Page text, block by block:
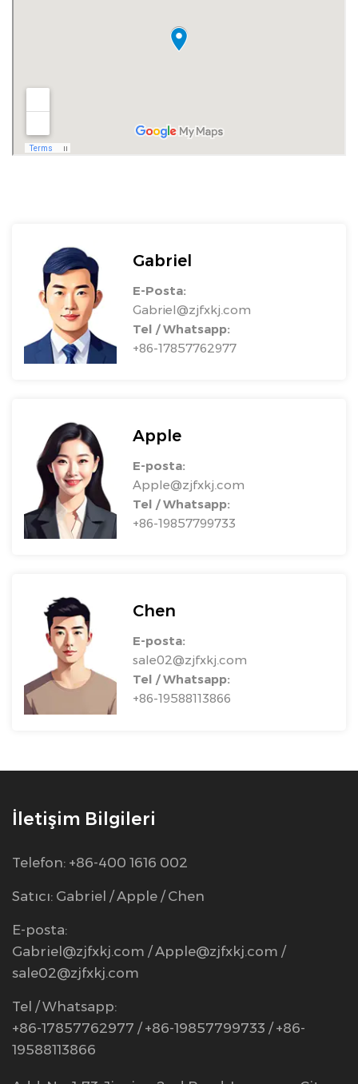
Gabriel
E-Posta:
Gabriel@zjfxkj.com
Tel / Whatsapp:
+86-17857762977
Apple
E-posta:
Apple@zjfxkj.com
Tel / Whatsapp:
+86-19857799733
Chen
E-posta:
sale02@zjfxkj.com
Tel / Whatsapp:
+86-19588113866
İletişim Bilgileri
Telefon: +86-400 1616 002
Satıcı: Gabriel / Apple / Chen
E-posta:
Gabriel@zjfxkj.com /Apple@zjfxkj.com /
sale02@zjfxkj.com
Tel / Whatsapp:
+86-17857762977 / +86-19857799733 / +86-
19588113866